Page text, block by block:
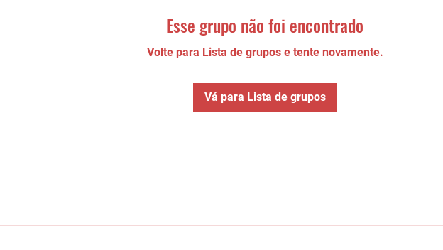
Esse grupo não foi encontrado
Volte para Lista de grupos e tente novamente.
Vá para Lista de grupos